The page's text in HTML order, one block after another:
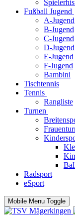
Fußball Jugend
A-Jugend
B-Jugend
C-Jugend
D-Jugend
E-Jugend
F-Jugend
Bambini
Tischtennis
Tennis
Rangliste
Turnen
Radsport
eSport
Mobile Menu Toggle